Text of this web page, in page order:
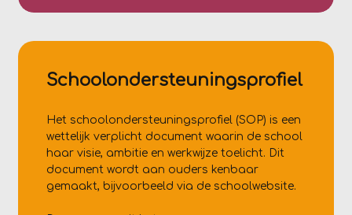
Schoolondersteuningsprofiel
Het schoolondersteuningsprofiel (SOP) is een
wettelijk verplicht document waarin de school
haar visie, ambitie en werkwijze toelicht. Dit
document wordt aan ouders kenbaar
gemaakt, bijvoorbeeld via de schoolwebsite.